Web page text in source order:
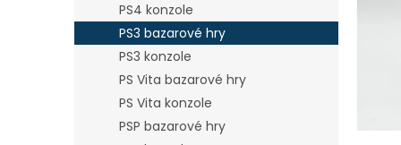
e
l
PS4 konzole
PS3 bazarové hry
PS3 konzole
PS Vita bazarové hry
PS Vita konzole
PSP bazarové hry